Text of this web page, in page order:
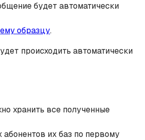
будет автоматически
образцу.
происходить автоматически
хранить все полученные
их баз по первому